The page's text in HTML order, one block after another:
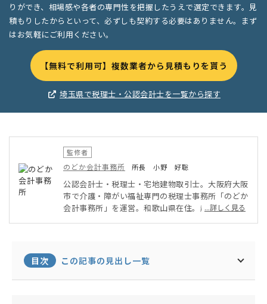
りができ、相場感や各者の専門性を把握したうえで選定できます。見
積もりしたからといって、必ずしも契約する必要はありません。まず
はお気軽にご利用ください。
【無料で利用可】複数業者から見積もりを貰う
埼玉県で税理士・公認会計士を一覧から探す
監修者
のどか会計事務所 所長 小野 好聡
公認会計士・税理士・宅地建物取引士。大阪府大阪
市で介護・障がい福祉専門の税理士事務所「のどか
会計事務所」を運営。和歌山県在住。趣味は釣り。
...詳しく見る
目次 この記事の見出し一覧